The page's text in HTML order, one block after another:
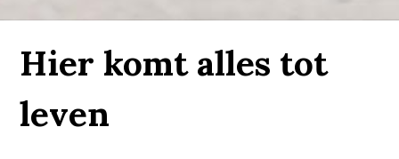
Hier komt alles tot
leven